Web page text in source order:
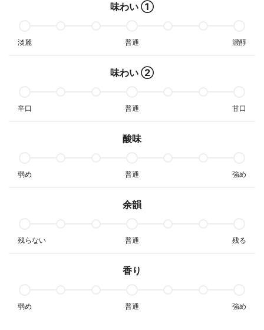
味わい ①
淡麗 普通 濃醇
味わい ②
辛口 普通 甘口
酸味
弱め 普通 強め
余韻
残らない 普通 残る
香り
弱め 普通 強め